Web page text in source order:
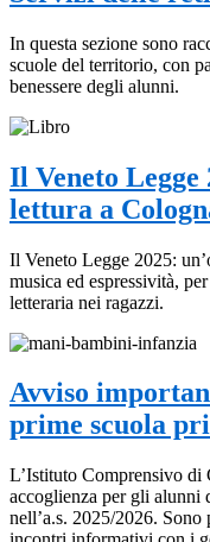
In questa sezione sono
scuole del territorio, con
benessere degli alunni.
Il Veneto
lettura a
Il Veneto Legge 2025:
musica ed espressività,
letteraria nei ragazzi.
Avviso
prime scuola
L’Istituto Comprensivo di
accoglienza per gli alunni
nell’a.s. 2025/2026.